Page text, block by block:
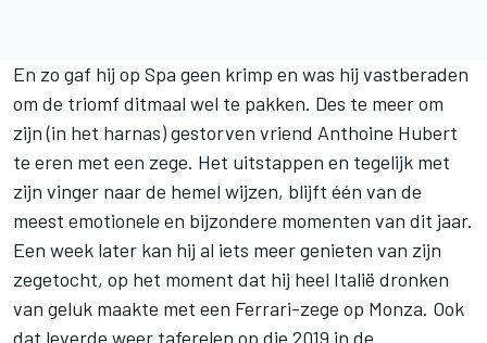
En zo gaf hij op Spa geen krimp en was hij vastberaden
om de triomf ditmaal wel te pakken. Des te meer om
zijn (in het harnas) gestorven vriend Anthoine Hubert
te eren met een zege. Het uitstappen en tegelijk met
zijn vinger naar de hemel wijzen, blijft één van de
meest emotionele en bijzondere momenten van dit jaar.
Een week later kan hij al iets meer genieten van zijn
zegetocht, op het moment dat hij heel Italië dronken
van geluk maakte met een Ferrari-zege op Monza. Ook
dat leverde weer taferelen op die 2019 in de